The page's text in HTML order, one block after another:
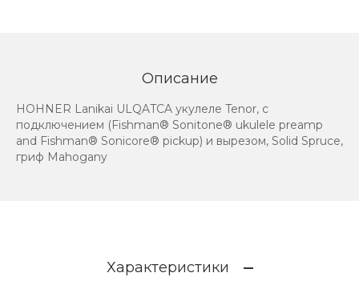
Описание
HOHNER Lanikai ULQATCA укулеле Tenor, с
подключением (Fishman® Sonitone® ukulele preamp
and Fishman® Sonicore® pickup) и вырезом, Solid Spruce,
гриф Mahogany
Характеристики